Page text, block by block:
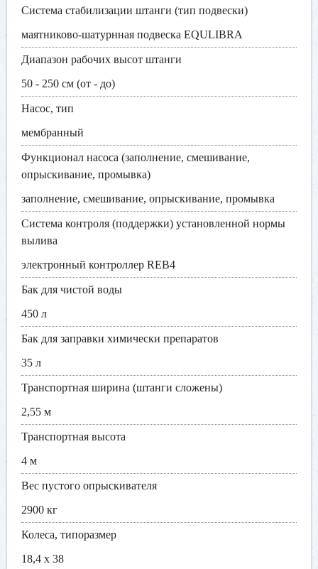
Система стабилизации штанги (тип подвески)
маятниково-шатурнная подвеска EQULIBRA
Диапазон рабочих высот штанги
50 - 250 см (от - до)
Насос, тип
мембранный
Функционал насоса (заполнение, смешивание,
опрыскивание, промывка)
заполнение, смешивание, опрыскивание, промывка
Система контроля (поддержки) установленной нормы
вылива
электронный контроллер REB4
Бак для чистой воды
450 л
Бак для заправки химически препаратов
35 л
Транспортная ширина (штанги сложены)
2,55 м
Транспортная высота
4 м
Вес пустого опрыскивателя
2900 кг
Колеса, типоразмер
18,4 х 38